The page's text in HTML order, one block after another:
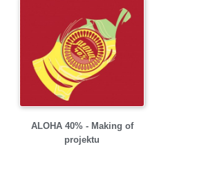
ALOHA 40% - Making of
projektu